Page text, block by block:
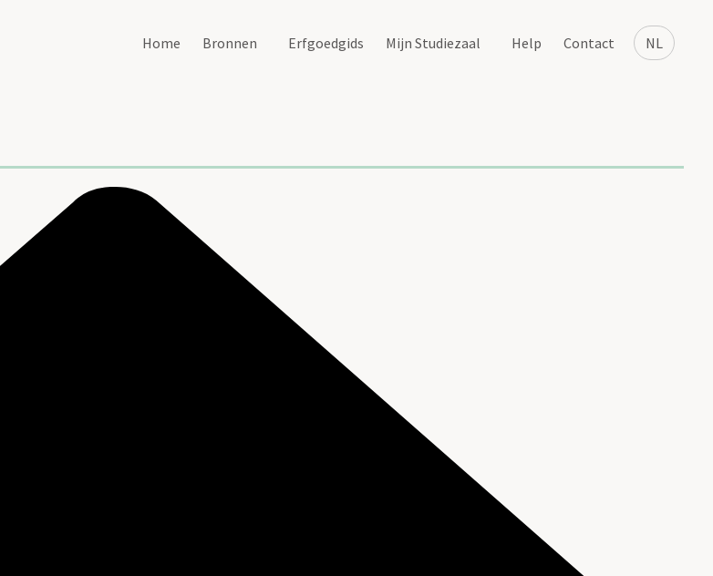
NL
Home Bronnen Erfgoedgids Mijn Studiezaal Help Contact